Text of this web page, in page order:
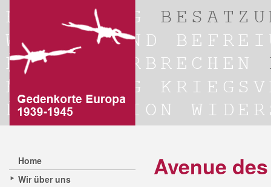
Home
Wir über uns
Avenue